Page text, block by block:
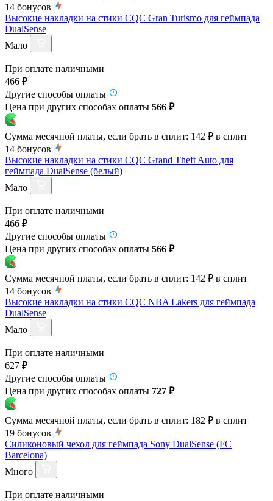
14 бонусов
Высокие накладки на стики CQC Gran Turismo для геймпада
DualSense
Мало
При оплате наличными
466 ₽
Другие способы оплаты
Цена при других способах оплаты 566 ₽
Сумма месячной платы, если брать в сплит: 142 ₽ в сплит
14 бонусов
Высокие накладки на стики CQC Grand Theft Auto для
геймпада DualSense (белый)
Мало
При оплате наличными
466 ₽
Другие способы оплаты
Цена при других способах оплаты 566 ₽
Сумма месячной платы, если брать в сплит: 142 ₽ в сплит
14 бонусов
Высокие накладки на стики CQC NBA Lakers для геймпада
DualSense
Мало
При оплате наличными
627 ₽
Другие способы оплаты
Цена при других способах оплаты 727 ₽
Сумма месячной платы, если брать в сплит: 182 ₽ в сплит
19 бонусов
Силиконовый чехол для геймпада Sony DualSense (FC
Barcelona)
Много
При оплате наличными